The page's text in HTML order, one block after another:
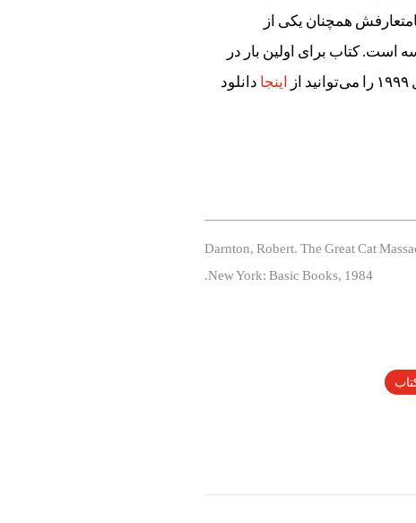
همچنان یکی از
است. کتاب برای اولین بار در
اینجا دانلود
Darnton, Robert. The Great Cat
New York: Basic Books, 1984.